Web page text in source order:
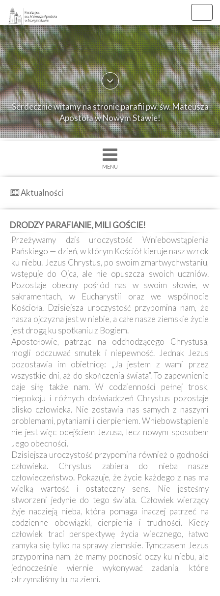
×
Strona
główna
O
parafii
Ogłoszenia
św.
Nabożenstwa
Kancelaria
Galeria
Dekanat
Nowy
Kapituła
Kolegiacka
Duszpasterze
Polecane
strony
Ochrona
Małoletnich
Serdecznie witamy na stronie parafii pw. św. Mateusza
Apostoła w Nowym Stawie!
MENU
Aktualności
DRODZY PARAFIANIE, MILI GOŚCIE!
Przeżywamy dziś uroczystość Wniebowstąpienia
Pańskiego — dzień, w którym Kościół kieruje nasz wzrok
ku niebu. Jezus Chrystus, po swoim zmartwychwstaniu,
wstępuje do Ojca, ale nie opuszcza swoich uczniów.
Pozostaje obecny pośród nas w swoim słowie, w
sakramentach, w Eucharystii oraz we wspólnocie
Kościoła. Dzisiejsza uroczystość przypomina nam, że
nasza ojczyzna jest w niebie, a całe nasze ziemskie życie
jest drogą ku spotkaniu z Bogiem.
Apostołowie, patrząc na odchodzącego Chrystusa,
mogli odczuwać smutek i niepewność. Jednak Jezus
pozostawia im obietnicę: „Ja jestem z wami przez
wszystkie dni, aż do skończenia świata”. To zapewnienie
daje siłę także nam. W codzienności pełnej trosk,
niepokoju i różnych doświadczeń Chrystus pozostaje
blisko człowieka. Nie zostawia nas samych z naszymi
problemami, pytaniami i cierpieniem. Wniebowstąpienie
nie jest więc odejściem Jezusa, lecz nowym sposobem
Jego obecności.
Dzisiejsza uroczystość przypomina również o godności
człowieka. Chrystus zabiera do nieba nasze
człowieczeństwo. Pokazuje, że życie każdego z nas ma
wielką wartość i ostateczny sens. Nie jesteśmy
stworzeni jedynie do tego świata. Człowiek wierzący
żyje nadzieją nieba, która pomaga inaczej patrzeć na
codzienne obowiązki, cierpienia i trudności. Kiedy
człowiek traci perspektywę życia wiecznego, łatwo
zamyka się tylko na sprawy ziemskie. Tymczasem Jezus
przypomina nam, że mamy podnosić oczy ku niebu, ale
jednocześnie wiernie wykonywać zadania, które
otrzymaliśmy tu, na ziemi.